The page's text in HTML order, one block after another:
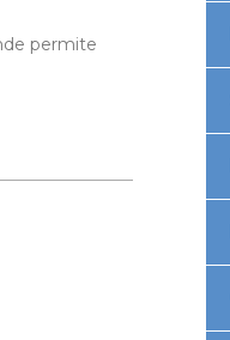
permite